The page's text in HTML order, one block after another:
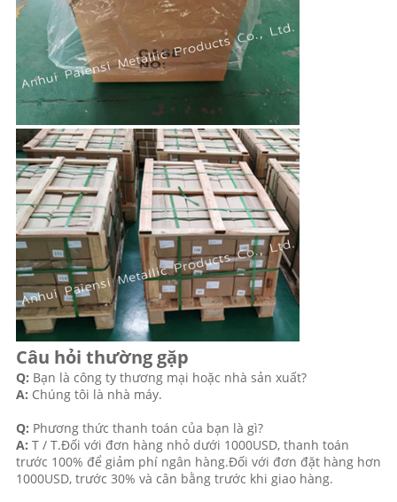
Câu hỏi thường gặp
Q: Bạn là công ty thương mại hoặc nhà sản xuất?
A: Chúng tôi là nhà máy.
Q: Phương thức thanh toán của bạn là gì?
A: T / T.Đối với đơn hàng nhỏ dưới 1000USD, thanh toán
trước 100% để giảm phí ngân hàng.Đối với đơn đặt hàng hơn
1000USD, trước 30% và cân bằng trước khi giao hàng.